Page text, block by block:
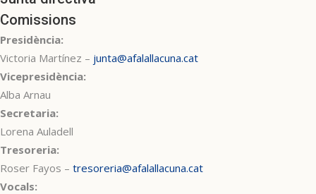
Comissions
Presidència:
Victoria Martínez – junta@afalallacuna.cat
Vicepresidència:
Alba Arnau
Secretaria:
Lorena Auladell
Tresoreria:
Roser Fayos – tresoreria@afalallacuna.cat
Vocals: